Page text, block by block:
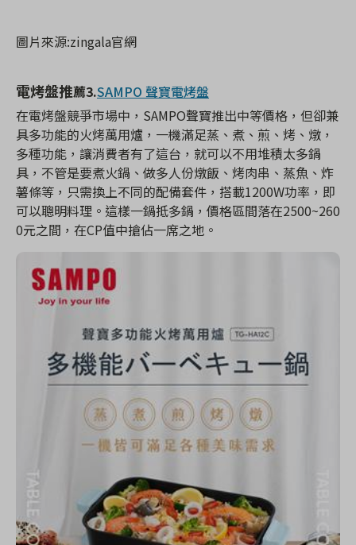
圖片來源:zingala官網
電烤盤推薦3.SAMPO 聲寶電烤盤
在電烤盤競爭市場中，SAMPO聲寶推出中等價格，但卻兼
具多功能的火烤萬用爐，一機滿足蒸、煮、煎、烤、燉，
多種功能，讓消費者有了這台，就可以不用堆積太多鍋
具，不管是要煮火鍋、做多人份燉飯、烤肉串、蒸魚、炸
薯條等，只需換上不同的配備套件，搭載1200W功率，即
可以聰明料理。這樣一鍋抵多鍋，價格區間落在2500~260
0元之間，在CP值中搶佔一席之地。